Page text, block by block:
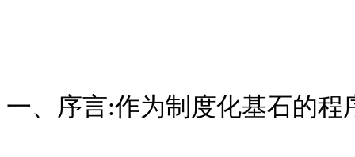
一、序言:作为制度化基石的程